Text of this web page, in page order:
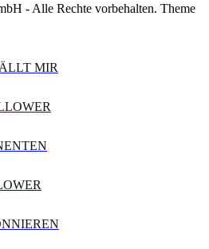
- Alle Rechte vorbehalten. Theme
MIR